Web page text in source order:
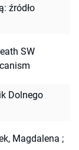
źródło
SW
Dolnego
Magdalena ;